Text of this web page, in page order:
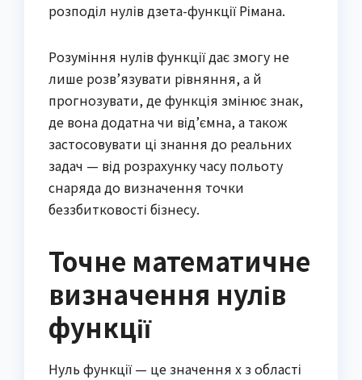
розподіл нулів дзета-функції Рімана.
Розуміння нулів функції дає змогу не
лише розв’язувати рівняння, а й
прогнозувати, де функція змінює знак,
де вона додатна чи від’ємна, а також
застосовувати ці знання до реальних
задач — від розрахунку часу польоту
снаряда до визначення точки
беззбитковості бізнесу.
Точне математичне
визначення нулів
функції
Нуль функції — це значення x з області